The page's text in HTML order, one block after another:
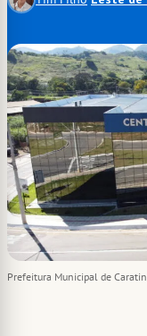
Prefeitura Municipal de